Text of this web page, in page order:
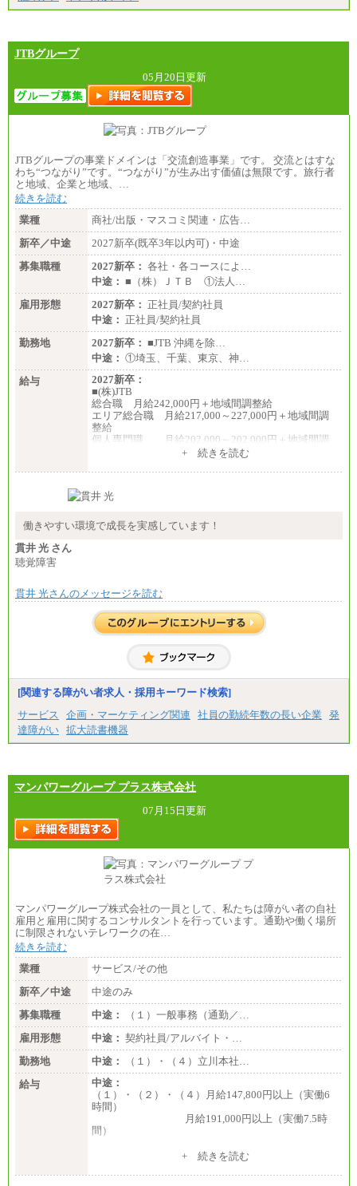
JTBグループ
05月20日更新
JTBグループの事業ドメインは「交流創造事業」です。 交流とはすな
わち“つながり”です。“つながり”が生み出す価値は無限です。旅行者
と地域、企業と地域、…
続きを読む
業種
商社/出版・マスコミ関連・広告…
新卒／中途
2027新卒(既卒3年以内可)・中途
募集職種
2027新卒： 各社・各コースによ…
中途： ■（株）ＪＴＢ ①法人…
雇用形態
2027新卒： 正社員/契約社員
中途： 正社員/契約社員
勤務地
2027新卒： ■JTB 沖縄を除…
中途： ①埼玉、千葉、東京、神…
給与
2027新卒：
■(株)JTB
総合職 月給242,000円＋地域間調整給
エリア総合職 月給217,000～227,000円＋地域間調
整給
個人専門職 月給202,000～202,000円＋地域間調
総合職 月給208,000～235,000円
※詳細はJTBキャリアサイトよりご確認ください。
総合職 月給220,000～230,000円＋地域間調整給
整給
※詳細はJTBキャリアサイトよりご確認ください。
■(株)JTBコミュニケーションデザイン
総合職 月給230,000円
みなし残業手当：20,000円（一律支給）※みなし
残業手当の残業時間は10.43時間。
間に応じて、時間外手当等を支給。
エリアサポート職 月給188,000円
■（株）JTBグローバルマーケティング＆トラベル
訪日事業職 月給202,000～227,000円＋地域間調整
給
※詳細はJTBキャリアサイトよりご確認ください。
■(株)JTBビジネストランスフォーム
総合職 月給205,000～225,000円＋地域間調整給
エリア総合職 月給185,000円＋地域間調整給
■(株)JTBデータサービス ※2027年新卒募集終了
総合職 月給186,000～194,000円＋地域手当
■I&Jデジタルイノベーション(株)
総合職 月給224,500～242,600円＋地域手当
※詳細はJTBキャリアサイトよりご確認ください。
＜有期社員コース＞
■(株)JTBビジネストランスフォーム
有期契約職 月給185,000～195,000円
※詳細はJTBキャリアサイトよりご確認ください。
■(株)JTBパブリッシング ※2027年新卒募集終了
総合職 月給241,000円
中途：
①月給227,000円以上
②月給212,000円以上
③月給172,500円以上
⑤月給20万円～25万円
+ 続きを読む
働きやすい環境で成長を実感しています！
貫井 光 さん
聴覚障害
貫井 光さんのメッセージを読む
[関連する障がい者求人・採用キーワード検索]
サービス
企画・マーケティング関連 社員の勤続年数の長い企業
発
達障がい 拡大読書機器
マンパワーグループ プラス株式会社
07月15日更新
マンパワーグループ株式会社の一員として、私たちは障がい者の自社
雇用と雇用に関するコンサルタントを行っています。通勤や働く場所
に制限されないテレワークの在…
続きを読む
業種
サービス/その他
新卒／中途
中途のみ
募集職種
中途：
（１）一般事務（通勤／…
雇用形態
中途： 契約社員/アルバイト・…
勤務地
中途：
（１）・（４）立川本社…
給与
中途：
（１）・（２）・（４）月給147,800円以上（実働6
時間）
月給191,000円以上（実働7.5時
間）
（３）月給191,000円以上（実働7.5時間）
（５）月給147,800円以上（実働6時間）
+ 続きを読む